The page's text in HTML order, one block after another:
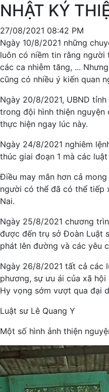
NHẬT KÝ
27/08/2021 08:42 PM
Ngày 10/8/2021 những
luôn có niềm tin rằng
các ca nhiễm tăng, ...
cũng có nhiều ý kiến quan
Ngày 20/8/2021, UBND
trong đội hình thiện nguyện
thực hiện ngay lúc này.
Ngày 24/8/2021 nghiêm
thúc giai đoạn 1 mà các
Điều may mắn hơn cả
người có thể đã có thể tiếp
Nai.
Ngày 25/8/2021 chương
được đến trụ sở Đoàn Luật
phát lên đường và các yêu
Ngày 26/8/2021 tất cả các
phương, sự ưu ái của xã
Hy vọng sớm vượt qua đại
Luật sư Lê Quang Y
Một số hình ảnh thiện